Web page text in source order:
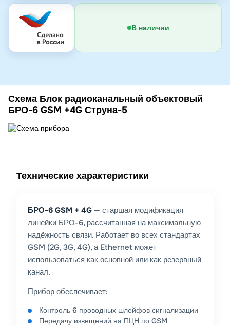
В наличии
Схема Блок радиоканальный объектовый
БРО-6 GSM +4G Струна-5
Технические характеристики
БРО-6 GSM + 4G — старшая модификация
линейки БРО-6, рассчитанная на максимальную
надёжность связи. Работает во всех стандартах
GSM (2G, 3G, 4G), а Ethernet может
использоваться как основной или как резервный
канал.
Прибор обеспечивает:
Контроль 6 проводных шлейфов сигнализации
Передачу извещений на ПЦН по GSM